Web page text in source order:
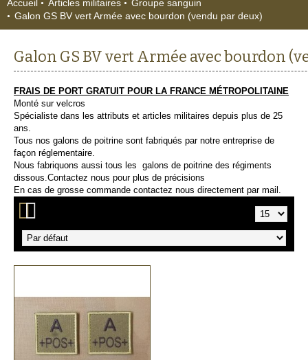
Accueil Articles militaires
Groupe sanguin
Galon GS BV vert Armée avec bourdon (vendu par deux)
Galon GS BV vert Armée avec bourdon
FRAIS DE PORT GRATUIT POUR LA FRANCE MÉTROPOLITAINE
Monté sur velcros
Spécialiste dans les attributs et articles militaires depuis plus de 25
ans.
Tous nos galons de poitrine sont fabriqués par notre entreprise de
façon réglementaire.
Nous fabriquons aussi tous les galons de poitrine des régiments
dissous.Contactez nous pour plus de précisions
En cas de grosse commande contactez nous directement par mail.